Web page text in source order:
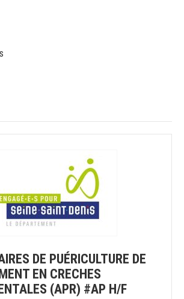
DE PUÉRICULTURE DE
EN CRECHES
(APR) #AP H/F